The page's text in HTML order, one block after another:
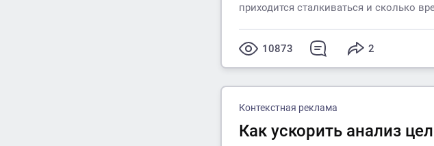
приходится сталкиваться и сколько
10873 2
Контекстная реклама
Как ускорить анализ